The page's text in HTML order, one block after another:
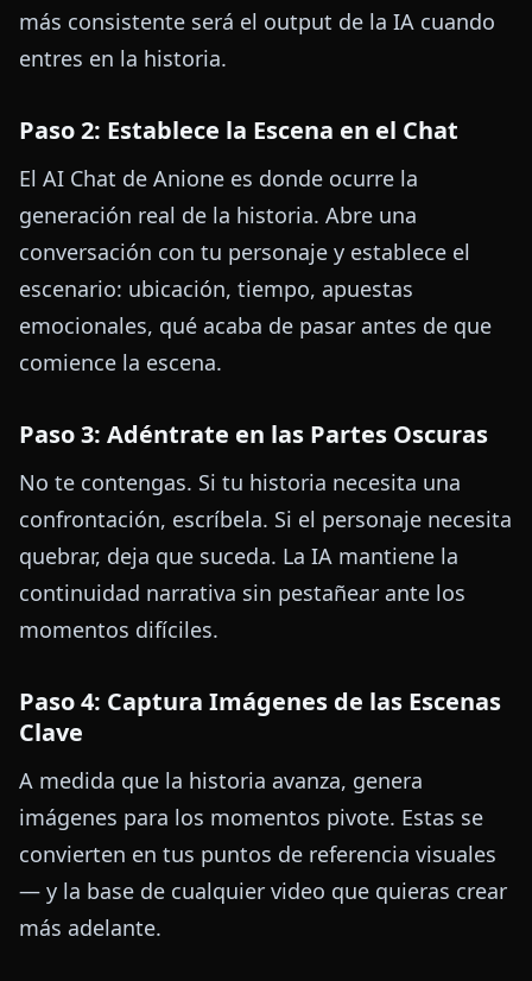
más consistente será el output de la IA cuando
entres en la historia.
Paso 2: Establece la Escena en el Chat
El AI Chat de Anione es donde ocurre la
generación real de la historia. Abre una
conversación con tu personaje y establece el
escenario: ubicación, tiempo, apuestas
emocionales, qué acaba de pasar antes de que
comience la escena.
Paso 3: Adéntrate en las Partes Oscuras
No te contengas. Si tu historia necesita una
confrontación, escríbela. Si el personaje necesita
quebrar, deja que suceda. La IA mantiene la
continuidad narrativa sin pestañear ante los
momentos difíciles.
Paso 4: Captura Imágenes de las Escenas
Clave
A medida que la historia avanza, genera
imágenes para los momentos pivote. Estas se
convierten en tus puntos de referencia visuales
— y la base de cualquier video que quieras crear
más adelante.